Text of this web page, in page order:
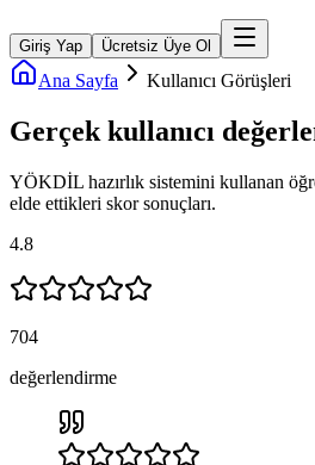
Giriş Yap Ücretsiz Üye Ol
Ana Sayfa Kullanıcı Görüşleri
Gerçek kullanıcı
YÖKDİL hazırlık sistemini kullanan
elde ettikleri skor sonuçları.
4.8
704
değerlendirme